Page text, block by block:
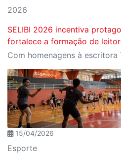
2026
SELIBI 2026 incentiva
fortalece a formação de
15/04/2026
Esporte